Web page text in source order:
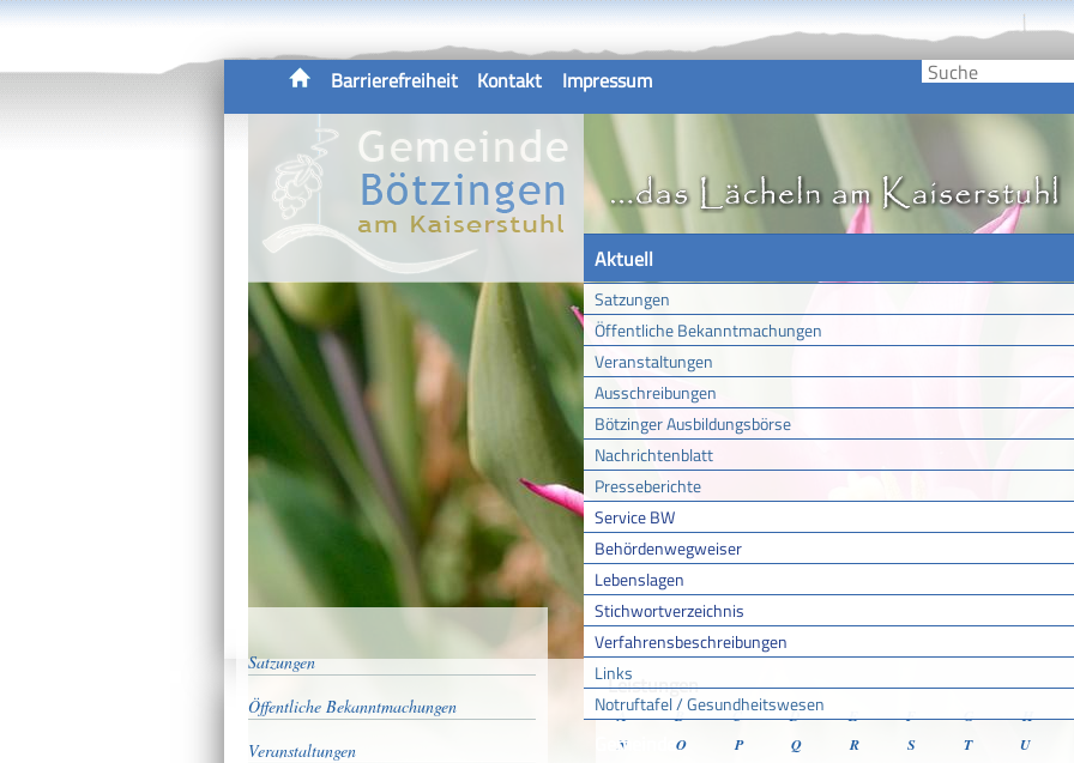
Barrierefreiheit Kontakt Impressum
Aktuell
Satzungen
Öffentliche Bekanntmachungen
Veranstaltungen
Ausschreibungen
Bötzinger Ausbildungsbörse
Nachrichtenblatt
Presseberichte
Service BW
Behördenwegweiser
Lebenslagen
Stichwortverzeichnis
Verfahrensbeschreibungen
Links
Notruftafel / Gesundheitswesen
Gemeinde
Satzungen
Öffentliche Bekanntmachungen
Veranstaltungen
Sie sind hier:Startseite /Aktuell /Service BW /
Leistungen
A B C D E F G H
N
O P Q R S T U